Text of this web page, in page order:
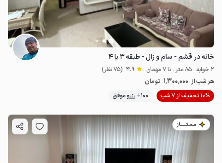
خانه در قشم - سام و زال - طبقه ۳ یا ۴
2 خوابه . 85 متر . تا 7 مهمان 4.9 (75 نظر)
هر شب از 1٬300٬000 تومان
10% تخفیف از 7 شب
100+ رزرو موفق
مـمـتــــــاز